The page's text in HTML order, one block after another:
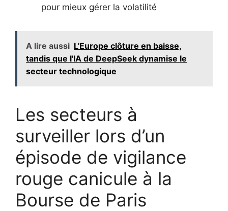
pour mieux gérer la volatilité
A lire aussi L'Europe clôture en baisse,
tandis que l'IA de DeepSeek dynamise le
secteur technologique
Les secteurs à
surveiller lors d’un
épisode de vigilance
rouge canicule à la
Bourse de Paris